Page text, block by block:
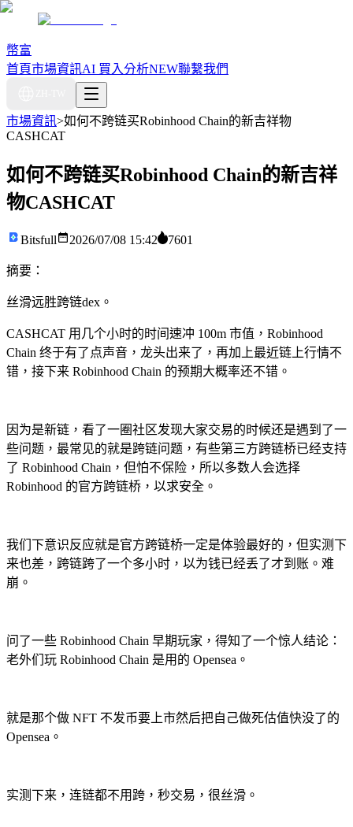
幣富
首頁市場資訊AI 買入分析NEW聯繫我們
市場資訊>如何不跨链买Robinhood Chain的新吉祥物
CASHCAT
如何不跨链买Robinhood Chain的新吉祥
物CASHCAT
Bitsfull 2026/07/08 15:42 7601
摘要：
丝滑远胜跨链dex。
CASHCAT 用几个小时的时间速冲 100m 市值，Robinhood
Chain 终于有了点声音，龙头出来了，再加上最近链上行情不
错，接下来 Robinhood Chain 的预期大概率还不错。
因为是新链，看了一圈社区发现大家交易的时候还是遇到了一
些问题，最常见的就是跨链问题，有些第三方跨链桥已经支持
了 Robinhood Chain，但怕不保险，所以多数人会选择
Robinhood 的官方跨链桥，以求安全。
我们下意识反应就是官方跨链桥一定是体验最好的，但实测下
来也差，跨链跨了一个多小时，以为钱已经丢了才到账。难
崩。
问了一些 Robinhood Chain 早期玩家，得知了一个惊人结论：
老外们玩 Robinhood Chain 是用的 Opensea。
就是那个做 NFT 不发币要上市然后把自己做死估值快没了的
Opensea。
实测下来，连链都不用跨，秒交易，很丝滑。